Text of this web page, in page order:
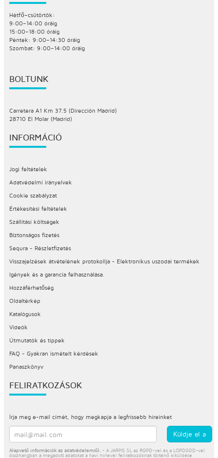
Hétfő–csütörtök:
9:00–14:00 óráig
15:00–18:00 óráig
Péntek: 9:00–14:30 óráig
Szombat: 9:00–14:00 óráig
BOLTUNK
Carretera A1 Km 37.5 (Dirección Madrid)
28710 El Molar (Madrid)
INFORMÁCIÓ
Jogi feltételek
Adatvédelmi irányelvek
Cookie szabályzat
Értékesítési feltételek
Szállítási költségek
Biztonságos fizetés
Sequra - Részletfizetés
Visszajelzések átvételének protokollja - Elektronikus uszodai termékek
Igények és a garancia felhasználása.
Hozzáférhetőség
Oldaltérkép
Katalógusok
Videók
Útmutatók és tippek
FAQ - Gyakran ismételt kérdések
Panaszkönyv
FELIRATKOZÁSOK
Írja meg e-mail címét, hogy megkapja a legfrissebb híreinket
Alapvető információk az adatvédelemről. - A JARPIS SL az RGPD-vel és a LOPDGDD-vel
összhangban a megadott adatokat a havi hírlevél feliratkozóknak történő kiküldése